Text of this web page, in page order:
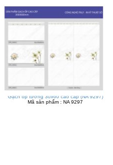
Gạch ốp tường 30x60 cao cấp (NA 9297)
Mã sản phẩm : NA 9297